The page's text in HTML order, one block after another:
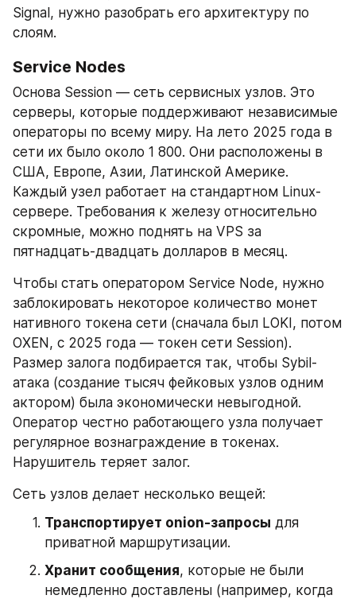
Signal, нужно разобрать его архитектуру по
слоям.
Service Nodes
Основа Session — сеть сервисных узлов. Это
серверы, которые поддерживают независимые
операторы по всему миру. На лето 2025 года в
сети их было около 1 800. Они расположены в
США, Европе, Азии, Латинской Америке.
Каждый узел работает на стандартном Linux-
сервере. Требования к железу относительно
скромные, можно поднять на VPS за
пятнадцать-двадцать долларов в месяц.
Чтобы стать оператором Service Node, нужно
заблокировать некоторое количество монет
нативного токена сети (сначала был LOKI, потом
OXEN, с 2025 года — токен сети Session).
Размер залога подбирается так, чтобы Sybil-
атака (создание тысяч фейковых узлов одним
актором) была экономически невыгодной.
Оператор честно работающего узла получает
регулярное вознаграждение в токенах.
Нарушитель теряет залог.
Сеть узлов делает несколько вещей:
Транспортирует onion-запросы для
приватной маршрутизации.
Хранит сообщения, которые не были
немедленно доставлены (например, когда